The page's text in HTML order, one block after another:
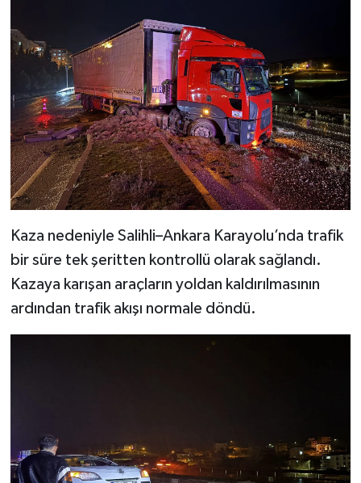
Kaza nedeniyle Salihli–Ankara Karayolu’nda trafik
bir süre tek şeritten kontrollü olarak sağlandı.
Kazaya karışan araçların yoldan kaldırılmasının
ardından trafik akışı normale döndü.